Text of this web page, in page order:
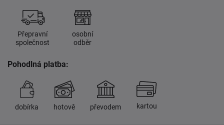
Přepravní
společnost
osobní
odběr
Pohodlná platba:
dobírka hotově převodem kartou